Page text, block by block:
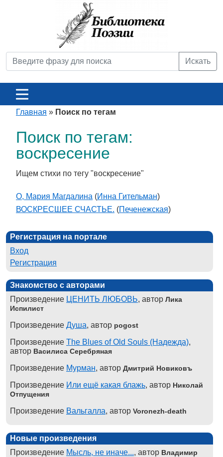
Искать
Главная » Поиск по тегам
Поиск по тегам:
воскресение
Ищем стихи по тегу "воскресение"
О, Мария Магдалина (Инна Гительман)
ВОСКРЕСШЕЕ СЧАСТЬЕ. (Печенежская)
Регистрация на портале
Вход
Регистрация
Знакомство с авторами
Произведение ЦЕНИТЬ ЛЮБОВЬ, автор Лика
Испилист
Произведение Душа, автор pogost
Произведение The Blues of Old Souls (Надежда),
автор Василиса Серебряная
Произведение Мурман, автор Дмитрий Новиковъ
Произведение Или ещё какая блажь, автор Николай
Отпущения
Произведение Вальгалла, автор Voronezh-death
Новые произведения
Произведение Мысль, не иначе..., автор Владимир